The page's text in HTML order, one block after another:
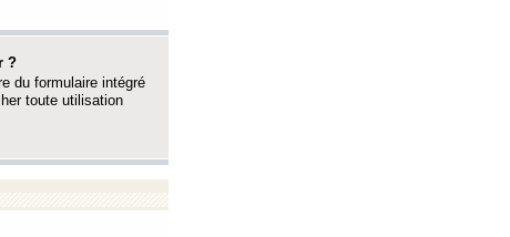
?
du formulaire intégré
toute utilisation